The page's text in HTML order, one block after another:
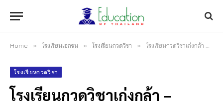
Home » โรงเรียนเอกชน » โรงเรียนกวดวิชา » โรงเรียนกวดวิชาเก่งกล้า – หาดใหญ่ (สงขลา)
โรงเรียนกวดวิชา
โรงเรียนกวดวิชาเก่งกล้า –